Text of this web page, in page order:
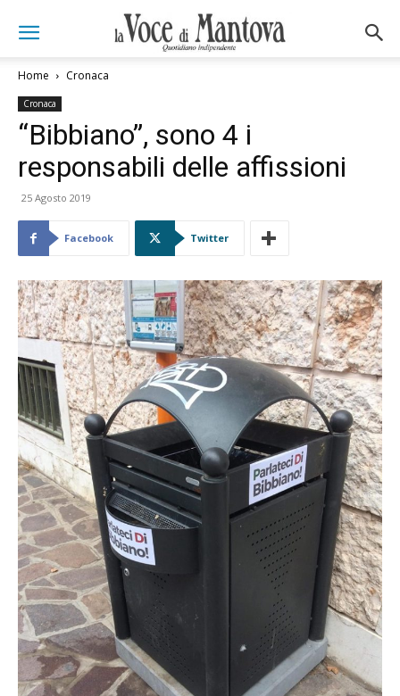
Home Cronaca
Cronaca
“Bibbiano”, sono 4 i
responsabili delle affissioni
25 Agosto 2019
Facebook Twitter